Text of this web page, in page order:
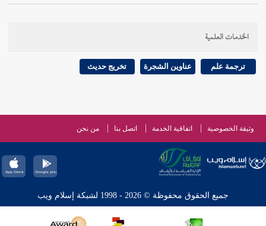
الخدمات العلمية
ترجمة علم عناوين الشجرة تخريج حديث
وثيقة الخصوصية اتفاقية الخدمة اتصل بنا من نحن
جميع الحقوق محفوظة © 2026 - 1998 لشبكة إسلام ويب